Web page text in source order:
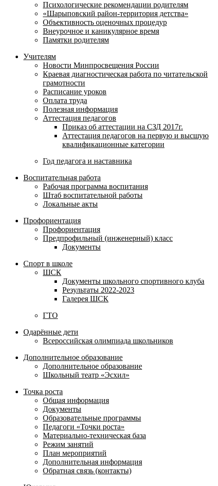
Психологические рекомендации родителям
«Шарыповский район-территория детства»
Объективность оценочных процедур
Внеурочное и каникулярное время
Памятки родителям
Учителям
Новости Минпросвещения России
Краевая диагностическая работа по читательской
грамотности
Расписание уроков
Оплата труда
Полезная информация
Аттестация педагогов
Приказ об аттестации на СЗД 2017г.
Аттестация педагогов на первую и высшую
квалификационные категории
Год педагога и наставника
Воспитательная работа
Рабочая программа воспитания
Штаб воспитательной работы
Локальные акты
Профориентация
Профориентация
Предпрофильный (инженерный) класс
Документы
Спорт в школе
ШСК
Документы школьного спортивного клуба
Результаты 2022-2023
Галерея ШСК
ГТО
Одарённые дети
Всероссийская олимпиада школьников
Дополнительное образование
Дополнительное образование
Школьный театр «Эсхил»
Точка роста
Общая информация
Документы
Образовательные программы
Педагоги «Точки роста»
Материально-техническая база
Режим занятий
План мероприятий
Дополнительная информация
Обратная связь (контакты)